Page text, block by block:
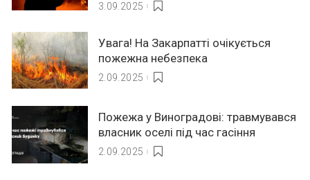
3.09.2025
Увага! На Закарпатті очікується
пожежна небезпека
2.09.2025
Пожежа у Виноградові: травмувався
власник оселі під час гасіння
2.09.2025